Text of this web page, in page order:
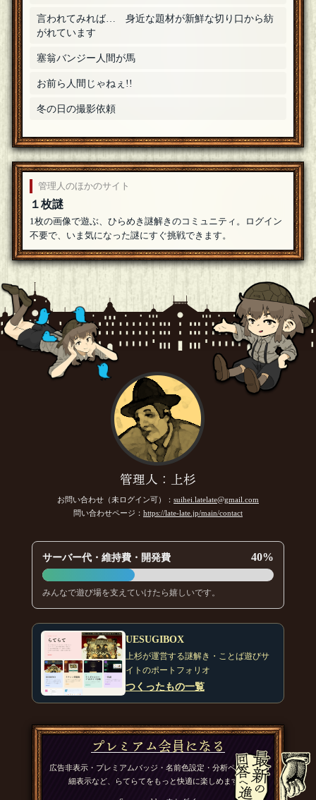
かんたた
召しませ！[18年06月08日 19:07]
言われてみれば… 身近な題材が新鮮な切り口から紡
がれています
塞翁バンジー人間が馬
お前ら人間じゃねぇ!!
冬の日の撮影依頼
管理人のほかのサイト
１枚謎
1枚の画像で遊ぶ、ひらめき謎解きのコミュニティ。ログイン
不要で、いま気になった謎にすぐ挑戦できます。
管理人：上杉
お問い合わせ（未ログイン可）： suihei.latelate@gmail.com
問い合わせページ： https://late-late.jp/main/contact
サーバー代・維持費・開発費 40%
みんなで遊び場を支えていけたら嬉しいです。
UESUGIBOX
上杉が運営する謎解き・ことば遊びサ
イトのポートフォリオ
つくったもの一覧
プレミアム会員になる
広告非表示・プレミアムバッジ・名前色設定・分析ページの詳
細表示など、らてらてをもっと快適に楽しめます。